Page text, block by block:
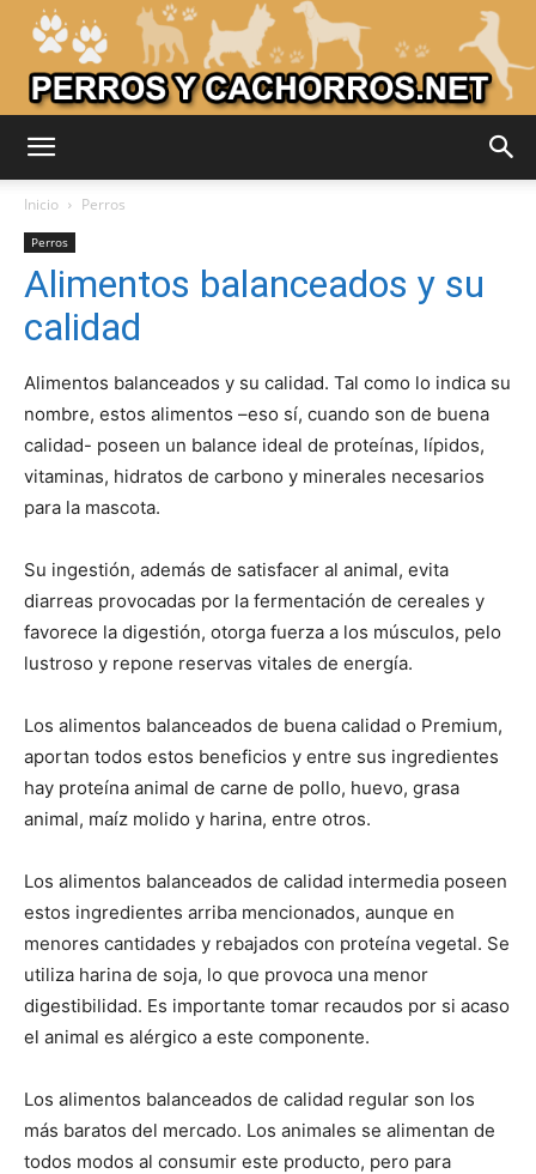
Perros
–
Razas
de
–
Fotos
de
Cachorros
Inicio Perros
Perros
Alimentos balanceados y su
calidad
Alimentos balanceados y su calidad. Tal como lo indica su
nombre, estos alimentos –eso sí, cuando son de buena
calidad- poseen un balance ideal de proteínas, lípidos,
vitaminas, hidratos de carbono y minerales necesarios
para la mascota.
Su ingestión, además de satisfacer al animal, evita
diarreas provocadas por la fermentación de cereales y
favorece la digestión, otorga fuerza a los músculos, pelo
lustroso y repone reservas vitales de energía.
Los alimentos balanceados de buena calidad o Premium,
aportan todos estos beneficios y entre sus ingredientes
hay proteína animal de carne de pollo, huevo, grasa
animal, maíz molido y harina, entre otros.
Los alimentos balanceados de calidad intermedia poseen
estos ingredientes arriba mencionados, aunque en
menores cantidades y rebajados con proteína vegetal. Se
utiliza harina de soja, lo que provoca una menor
digestibilidad. Es importante tomar recaudos por si acaso
el animal es alérgico a este componente.
Los alimentos balanceados de calidad regular son los
más baratos del mercado. Los animales se alimentan de
todos modos al consumir este producto, pero para